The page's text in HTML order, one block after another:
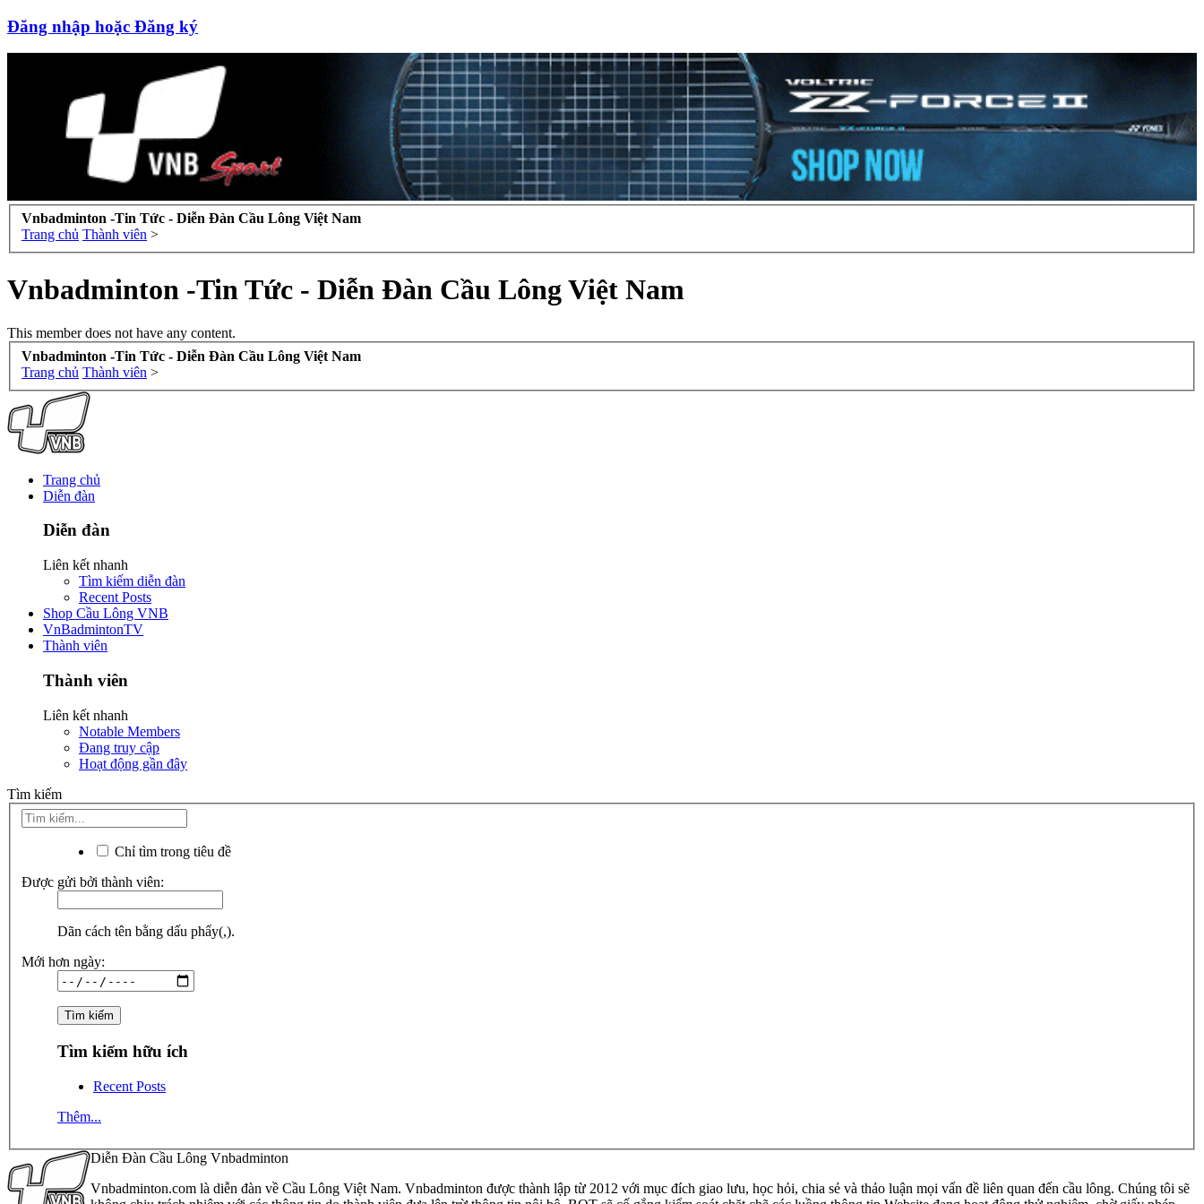
Đăng nhập hoặc Đăng ký
Vnbadminton -Tin Tức - Diễn Đàn Cầu Lông Việt Nam
Trang chủ Thành viên >
Vnbadminton -Tin Tức - Diễn Đàn Cầu Lông Việt Nam
This member does not have any content.
Vnbadminton -Tin Tức - Diễn Đàn Cầu Lông Việt Nam
Trang chủ Thành viên >
Trang chủ
Diễn đàn
Diễn đàn
Liên kết nhanh
Tìm kiếm diễn đàn
Recent Posts
Shop Cầu Lông VNB
VnBadmintonTV
Thành viên
Thành viên
Liên kết nhanh
Notable Members
Đang truy cập
Hoạt động gần đây
Tìm kiếm
Chỉ tìm trong tiêu đề
Được gửi bởi thành viên:
Dãn cách tên bằng dấu phẩy(,).
Mới hơn ngày:
Tìm kiếm hữu ích
Recent Posts
Thêm...
Diễn Đàn Cầu Lông Vnbadminton
Vnbadminton.com là diễn đàn về Cầu Lông Việt Nam. Vnbadminton được thành lập từ 2012 với mục đích giao lưu, học hỏi, chia sẻ và thảo luận mọi vấn đề liên quan đến cầu lông. Chúng tôi sẽ